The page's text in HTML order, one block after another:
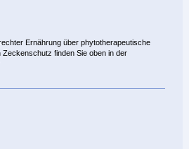
Ernährung über phytotherapeutische
Zeckenschutz finden Sie oben in der